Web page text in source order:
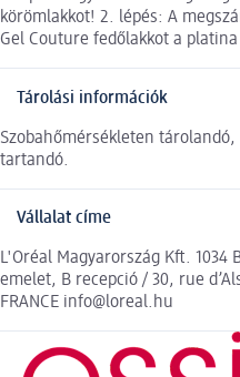
körömlakkot! 2. lépés: A
Gel Couture fedőlakkot a
Tárolási információk
Szobahőmérsékleten
tartandó.
Vállalat címe
L'Oréal Magyarország Kft. 1034
emelet, B recepció / 30, rue
FRANCE info@loreal.hu